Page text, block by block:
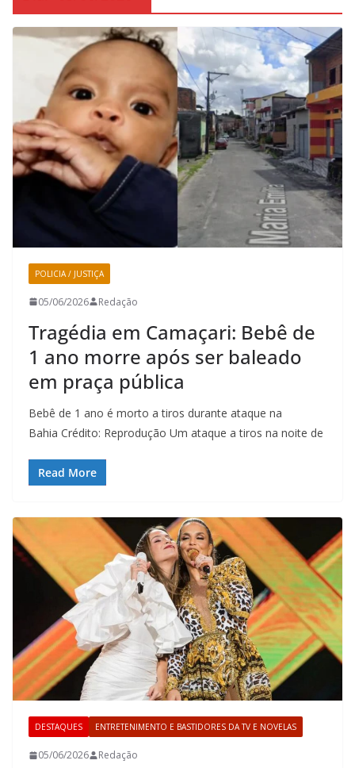
POLICIA / JUSTIÇA
05/06/2026 Redação
Tragédia em Camaçari: Bebê de
1 ano morre após ser baleado
em praça pública
Bebê de 1 ano é morto a tiros durante ataque na
Bahia Crédito: Reprodução Um ataque a tiros na noite de
Read More
DESTAQUES ENTRETENIMENTO E BASTIDORES DA TV E NOVELAS
05/06/2026 Redação